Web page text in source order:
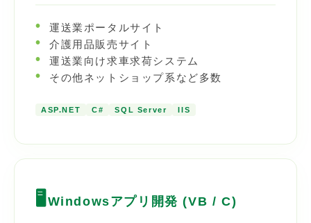
運送業ポータルサイト
介護用品販売サイト
運送業向け求車求荷システム
その他ネットショップ系など多数
ASP.NET C# SQL Server IIS
🖥️ Windowsアプリ開発 (VB / C)